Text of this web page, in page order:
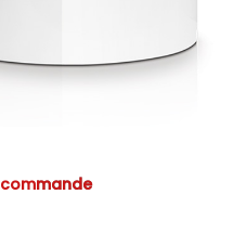
commande